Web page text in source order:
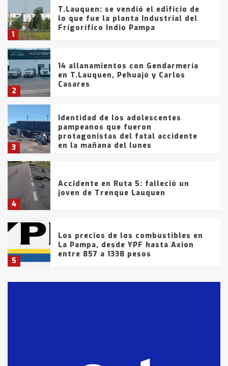
1
T.Lauquen: se vendió el edificio de
lo que fue la planta Industrial del
Frígorífico Indio Pampa
2
14 allanamientos con Gendarmería
en T.Lauquen, Pehuajó y Carlos
Casares
3
Identidad de los adolescentes
pampeanos que fueron
protagonistas del fatal accidente
en la mañana del lunes
4
Accidente en Ruta 5: falleció un
joven de Trenque Lauquen
5
Los precios de los combustibles en
La Pampa, desde YPF hasta Axion
entre 857 a 1338 pesos
fueron detenidos por